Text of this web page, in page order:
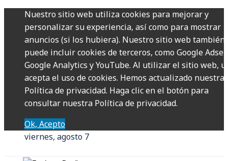
Nuestro sitio web utiliza cookies para mejorar y
personalizar su experiencia, así como para mostrar
anuncios (si los hubiera). Nuestro sitio web también
puede incluir cookies de terceros, como Google
Google Analytics y YouTube. Al utilizar el sitio web,
acepta el uso de cookies. Hemos actualizado nuestra
Política de privacidad. Haga clic en el botón para
consultar nuestra Política de privacidad.
Ok, Acepto
viernes, agosto 7